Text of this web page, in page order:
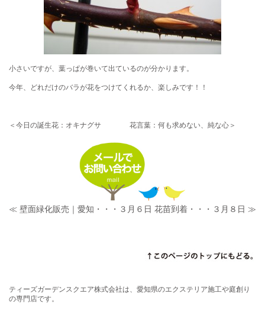
小さいですが、葉っぱが巻いて出ているのが分かります。
今年、どれだけのバラが花をつけてくれるか、楽しみです！！
＜今日の誕生花：オキナグサ 花言葉：何も求めない、純な心＞
≪ 壁面緑化販売｜愛知・・・３月６日 花苗到着・・・３月８日 ≫
ティーズガーデンスクエア株式会社は、愛知県のエクステリア施工や庭創り
の専門店です。